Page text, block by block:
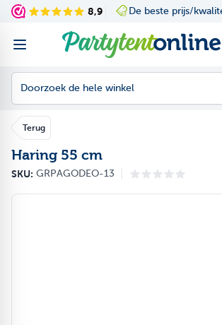
Ga naar de inhoud8,9 De beste prijs/
Terug
Haring 55 cm
SKU: GRPAGODEO-13